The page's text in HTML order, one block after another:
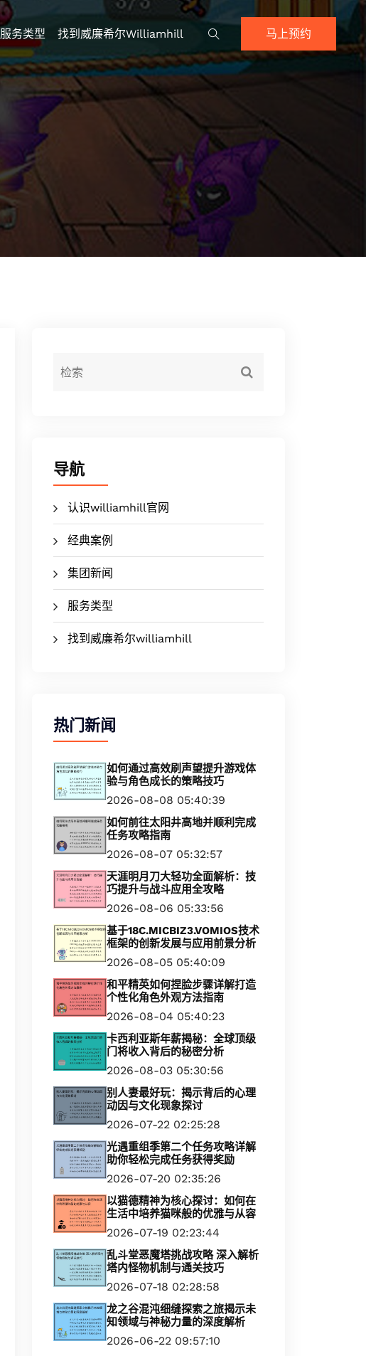
服务类型 找到威廉希尔williamhill 马上预约
导航
认识williamhill官网
经典案例
集团新闻
服务类型
找到威廉希尔williamhill
热门新闻
如何通过高效刷声望提升游戏体
验与角色成长的策略技巧
2026-08-08 05:40:39
如何前往太阳井高地并顺利完成
任务攻略指南
2026-08-07 05:32:57
天涯明月刀大轻功全面解析：技
巧提升与战斗应用全攻略
2026-08-06 05:33:56
基于18C.MICBIZ3.VOMIOS技术
框架的创新发展与应用前景分析
2026-08-05 05:40:09
和平精英如何捏脸步骤详解打造
个性化角色外观方法指南
2026-08-04 05:40:23
卡西利亚斯年薪揭秘：全球顶级
门将收入背后的秘密分析
2026-08-03 05:30:56
别人妻最好玩：揭示背后的心理
动因与文化现象探讨
2026-07-22 02:25:28
光遇重组季第二个任务攻略详解
助你轻松完成任务获得奖励
2026-07-20 02:35:26
以猫德精神为核心探讨：如何在
生活中培养猫咪般的优雅与从容
2026-07-19 02:23:44
乱斗堂恶魔塔挑战攻略 深入解析
塔内怪物机制与通关技巧
2026-07-18 02:28:58
龙之谷混沌细缝探索之旅揭示未
知领域与神秘力量的深度解析
2026-06-22 09:57:10